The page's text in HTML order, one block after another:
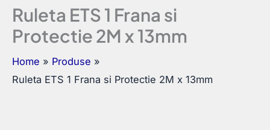
Ruleta ETS 1 Frana si
Protectie 2M x 13mm
Home
Produse
Ruleta ETS 1 Frana si Protectie 2M x 13mm